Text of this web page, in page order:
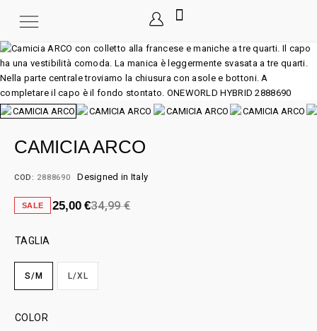
CAMICIA ARCO
COD: 2888690 Designed in Italy
SALE 34,99€
25,00€
TAGLIA
S/M L/XL
COLOR